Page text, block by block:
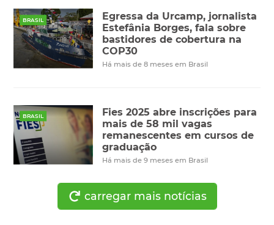
BRASIL
Egressa da Urcamp, jornalista
Estefânia Borges, fala sobre
bastidores de cobertura na
COP30
Há mais de 8 meses em Brasil
BRASIL
Fies 2025 abre inscrições para
mais de 58 mil vagas
remanescentes em cursos de
graduação
Há mais de 9 meses em Brasil
carregar mais notícias